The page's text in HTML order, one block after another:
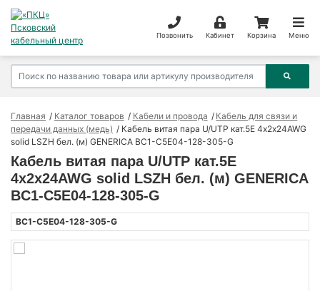
Позвонить Кабинет Корзина Меню
Главная Каталог товаров Кабели и провода
Кабель для связи и
передачи данных (медь)
Кабель витая пара U/UTP кат.5E 4х2х24AWG
solid LSZH бел. (м) GENERICA BC1-C5E04-128-305-G
Кабель витая пара U/UTP кат.5E
4х2х24AWG solid LSZH бел. (м) GENERICA
BC1-C5E04-128-305-G
BC1-C5E04-128-305-G